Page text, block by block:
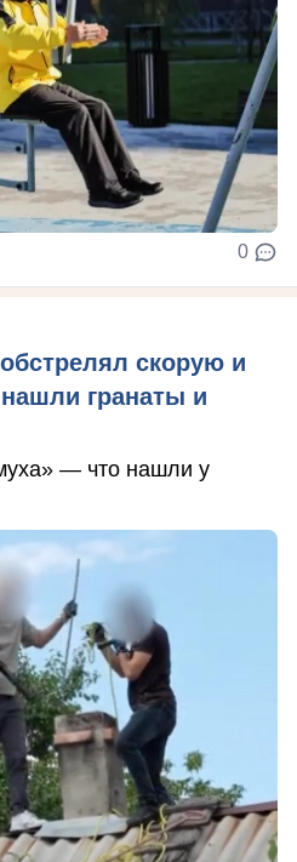
0
скорую и
гранаты и
— что нашли у